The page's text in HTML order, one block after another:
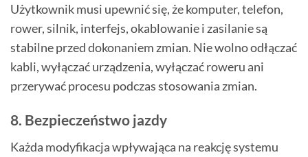
Użytkownik musi upewnić się, że komputer, telefon,
rower, silnik, interfejs, okablowanie i zasilanie są
stabilne przed dokonaniem zmian. Nie wolno odłączać
kabli, wyłączać urządzenia, wyłączać roweru ani
przerywać procesu podczas stosowania zmian.
8. Bezpieczeństwo jazdy
Każda modyfikacja wpływająca na reakcję systemu